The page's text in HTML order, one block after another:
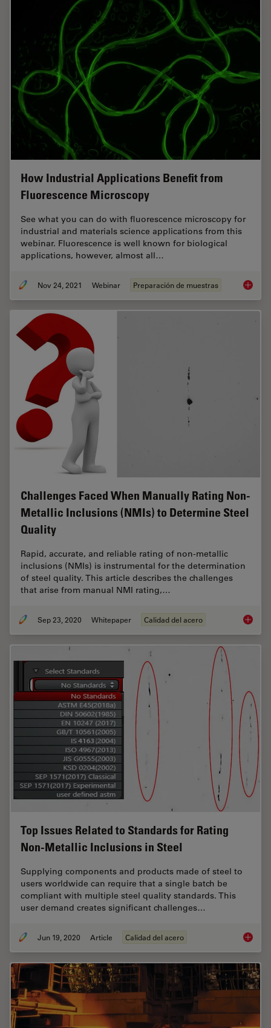
How Industrial Applications Benefit from
Fluorescence Microscopy
See what you can do with fluorescence microscopy for
industrial and materials science applications from this
webinar. Fluorescence is well known for biological
applications, however, almost all…
Nov 24, 2021 Webinar Preparación de muestras How
Challenges Faced When Manually Rating Non-
Metallic Inclusions (NMIs) to Determine Steel
Quality
Rapid, accurate, and reliable rating of non-metallic
inclusions (NMIs) is instrumental for the determination
of steel quality. This article describes the challenges
that arise from manual NMI rating,…
Sep 23, 2020 Whitepaper Calidad del acero
Top Issues Related to Standards for Rating
Non-Metallic Inclusions in Steel
Supplying components and products made of steel to
users worldwide can require that a single batch be
compliant with multiple steel quality standards. This
user demand creates significant challenges…
Jun 19, 2020 Article Calidad del acero Top